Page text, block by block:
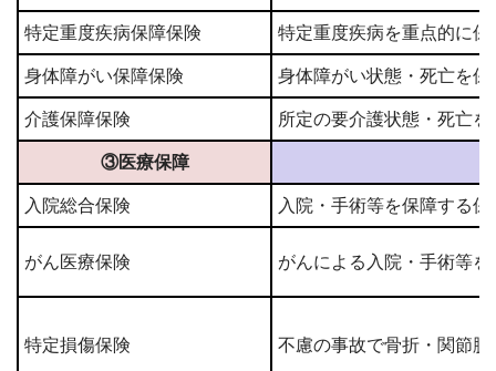
特定重度疾病保障保険 特定重度疾病を重点的に保
身体障がい保障保険 身体障がい状態・死亡を保
介護保障保険 所定の要介護状態・死亡
③医療保障
入院総合保険 入院・手術等を保障する保
がん医療保険 がんによる入院・手術等
特定損傷保険 不慮の事故で骨折・関節